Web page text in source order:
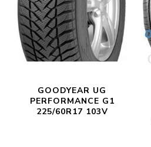
GOODYEAR UG
PERFORMANCE G1
225/60R17 103V